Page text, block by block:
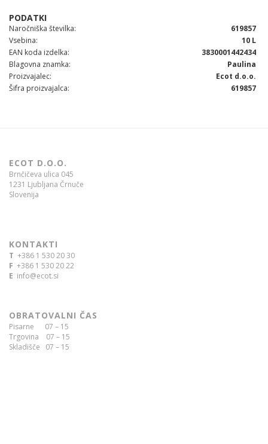
Naročniška številka
619857
Vsebina
10 L
EAN koda izdelka
3830001442434
Blagovna znamka
Paulina
Proizvajalec
Ecot d.o.o.
Šifra proizvajalca
619857
ECOT D.O.O.
Brnčičeva ulica 045
1231 Ljubljana Črnuče
Slovenija
KONTAKTI
T +386 1 530 20 30
F +386 1 530 20 22
E info@ecot.si
OBRATOVALNI ČAS
Pisarne 07 – 15
Trgovina 07 – 15
Skladišče 07 – 15